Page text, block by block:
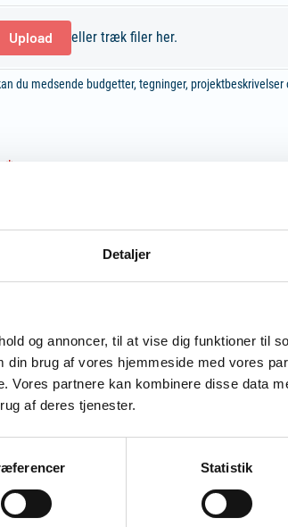
Detaljer
og annoncer, til at vise dig funktioner til
brug af vores hjemmeside med vores
Vores partnere kan kombinere disse data
af deres tjenester.
Statistik
Upload eller træk filer her.
du medsende budgetter, tegninger, projektbeskrivelser
*
(påkrævet)
(påkrævet)